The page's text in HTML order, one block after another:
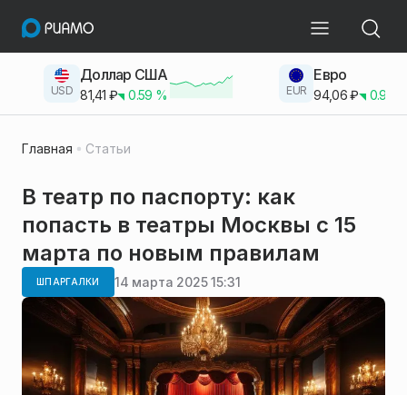
USD
Доллар США
81,41 ₽ 0.59 % EUR
Евро
94,06₽ 0.93
Главная Статьи
В театр по паспорту: как
попасть в театры Москвы с 15
марта по новым правилам
ШПАРГАЛКИ 14 марта 2025 15:31